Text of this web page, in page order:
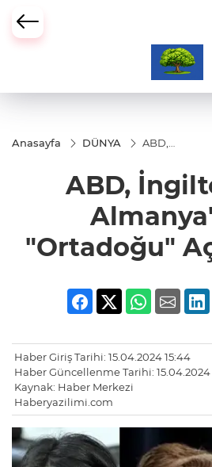
Anasayfa DÜNYA
ABD,
Almanya'dan
"Ortadoğu"
Açıklaması
ABD,
"Ortadoğu"
Haber Giriş Tarihi: 15.04.2024 15:44
Haber Güncellenme Tarihi: 15.04.2024
Kaynak: Haber Merkezi
Haberyazilimi.com